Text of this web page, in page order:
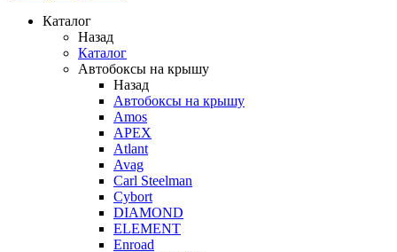
Каталог
Назад
Каталог
Автобоксы на крышу
Назад
Автобоксы на крышу
Amos
APEX
Atlant
Avag
Carl Steelman
Cybort
DIAMOND
ELEMENT
Enroad